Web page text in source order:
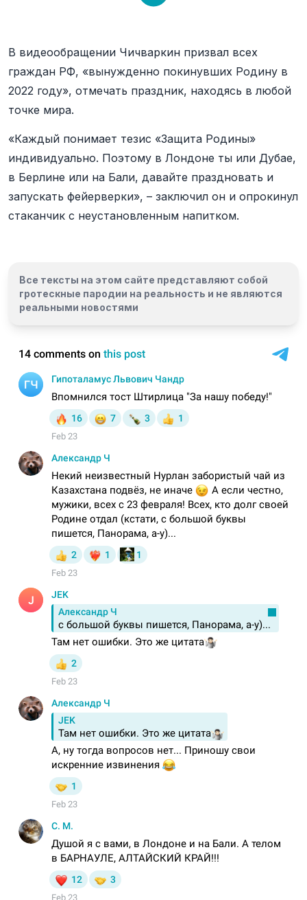
В видеообращении Чичваркин призвал всех
граждан РФ, «вынужденно покинувших Родину в
2022 году», отмечать праздник, находясь в любой
точке мира.
«Каждый понимает тезис «Защита Родины»
индивидуально. Поэтому в Лондоне ты или Дубае,
в Берлине или на Бали, давайте праздновать и
запускать фейерверки», – заключил он и опрокинул
стаканчик с неустановленным напитком.
Все тексты на этом сайте представляют собой
гротескные пародии на реальность и не являются
реальными новостями